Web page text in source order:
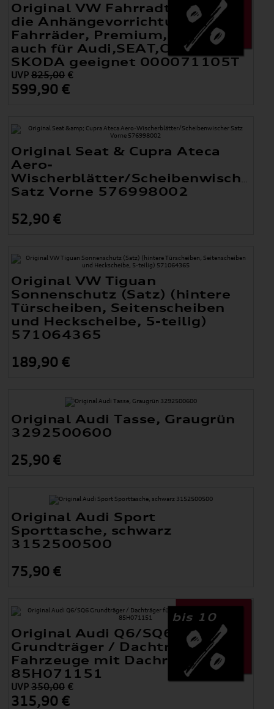
Original VW Fahrradträger für
die Anhängevorrichtung, 2
Fahrräder, Premium, faltbar
auch für Audi,SEAT,CUPRA &
SKODA geeignet 000071105T
UVP825,00 €
599,90 €
Original Seat & Cupra Ateca
Aero-
Wischerblätter/Scheibenwischer
Satz Vorne 576998002
52,90 €
Original VW Tiguan
Sonnenschutz (Satz) (hintere
Türscheiben, Seitenscheiben
und Heckscheibe, 5-teilig)
571064365
189,90 €
Original Audi Tasse, Graugrün
3292500600
25,90 €
Original Audi Sport
Sporttasche, schwarz
3152500500
75,90 €
bis 10
Original Audi Q6/SQ6
Grundträger / Dachträger für
Fahrzeuge mit Dachreling
85H071151
UVP350,00 €
315,90 €